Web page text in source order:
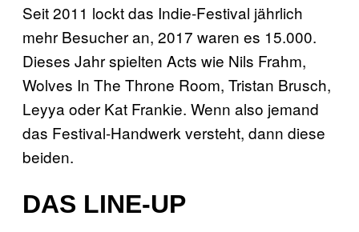
Seit 2011 lockt das Indie-Festival jährlich
mehr Besucher an, 2017 waren es 15.000.
Dieses Jahr spielten Acts wie Nils Frahm,
Wolves In The Throne Room, Tristan Brusch,
Leyya oder Kat Frankie. Wenn also jemand
das Festival-Handwerk versteht, dann diese
beiden.
DAS LINE-UP